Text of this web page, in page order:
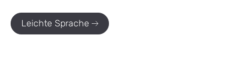
Leichte Sprache